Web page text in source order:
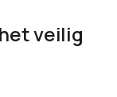
veilig